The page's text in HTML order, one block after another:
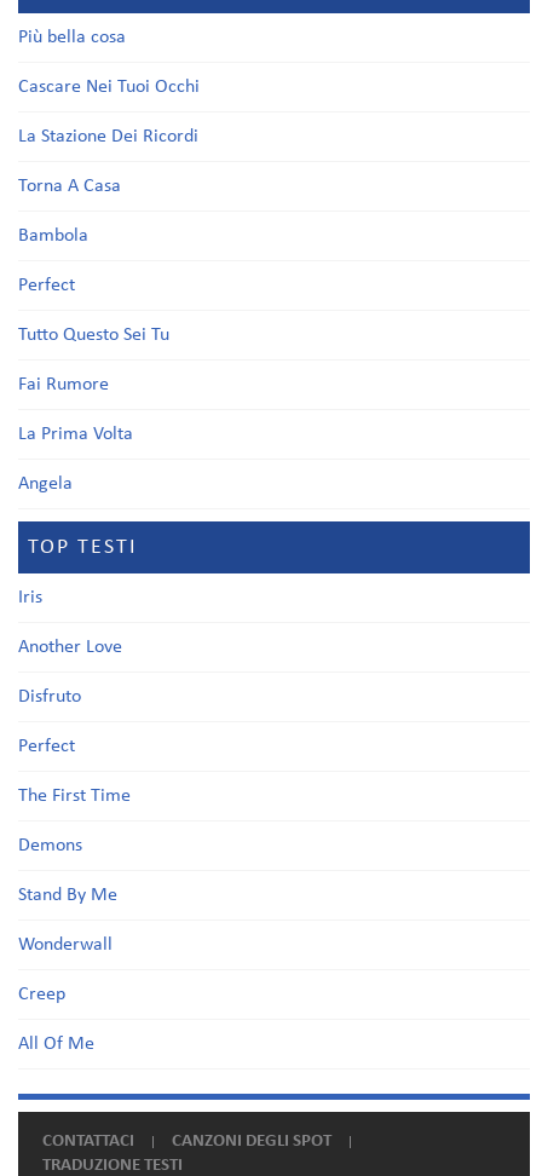
Più bella cosa
Cascare Nei Tuoi Occhi
La Stazione Dei Ricordi
Torna A Casa
Bambola
Perfect
Tutto Questo Sei Tu
Fai Rumore
La Prima Volta
Angela
TOP TESTI
Iris
Another Love
Disfruto
Perfect
The First Time
Demons
Stand By Me
Wonderwall
Creep
All Of Me
CONTATTACI
CANZONI DEGLI SPOT
TRADUZIONE TESTI